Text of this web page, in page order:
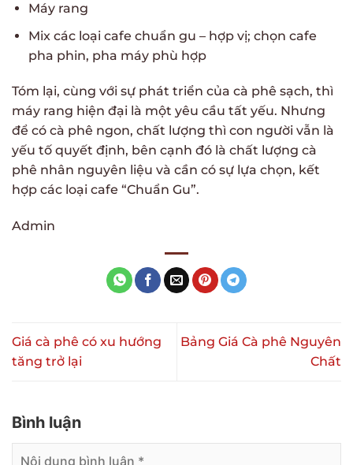
Máy rang
Mix các loại cafe chuẩn gu – hợp vị; chọn cafe
pha phin, pha máy phù hợp
Tóm lại, cùng với sự phát triển của cà phê sạch, thì
máy rang hiện đại là một yêu cầu tất yếu. Nhưng
để có cà phê ngon, chất lượng thì con người vẫn là
yếu tố quyết định, bên cạnh đó là chất lượng cà
phê nhân nguyên liệu và cần có sự lựa chọn, kết
hợp các loại cafe “Chuẩn Gu”.
Admin
Giá cà phê có xu hướng
tăng trở lại
Bảng Giá Cà phê Nguyên
Chất
Bình luận